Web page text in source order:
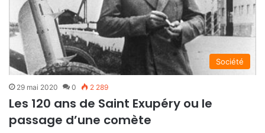
Société
29 mai 2020 0 2 289
Les 120 ans de Saint Exupéry ou le
passage d’une comète